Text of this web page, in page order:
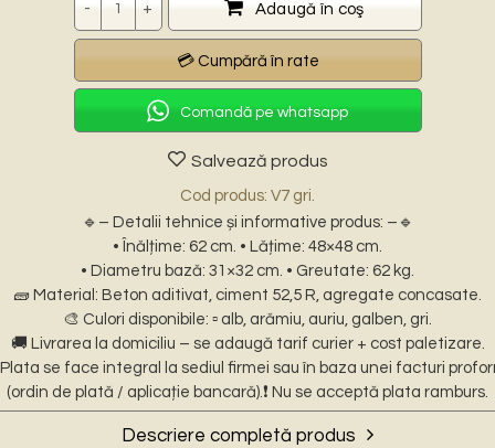
Adaugă în coş
Comandă pe whatsapp
Salvează produs
Cod produs: V7 gri.
🔹– Detalii tehnice și informative produs: –🔹
• Înălțime: 62 cm. • Lățime: 48×48 cm.
• Diametru bază: 31×32 cm. • Greutate: 62 kg.
🧱 Material: Beton aditivat, ciment 52,5 R, agregate concasate.
🎨 Culori disponibile: ▫️ alb, arămiu, auriu, galben, gri.
🚚 Livrarea la domiciliu – se adaugă tarif curier + cost paletizare.
se face integral la sediul firmei sau în baza unei facturi
(ordin de plată / aplicație bancară).❗ Nu se acceptă plata ramburs.
Descriere completă produs